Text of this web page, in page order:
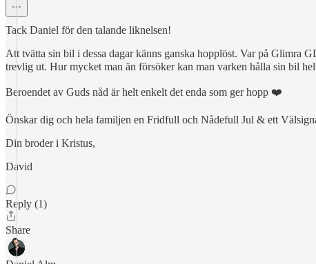
Tack Daniel för den talande liknelsen!
Att tvätta sin bil i dessa dagar känns ganska hopplöst. Var på Glimra
trevlig ut. Hur mycket man än försöker kan man varken hålla sin bil
Beroendet av Guds nåd är helt enkelt det enda som ger hopp ❤️
Önskar dig och hela familjen en Fridfull och Nådefull Jul & ett
Din broder i Kristus,
David
Reply (1)
Share